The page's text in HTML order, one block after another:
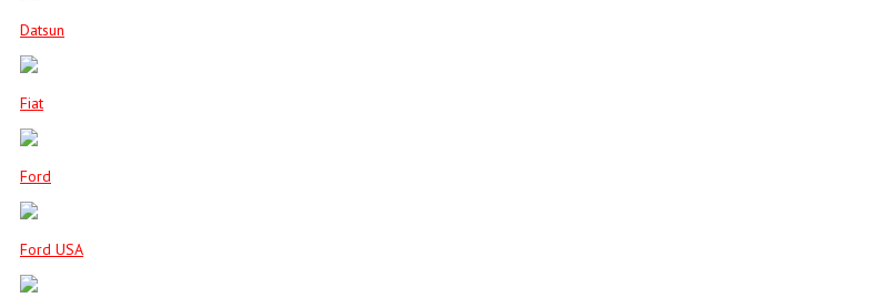
Datsun
Fiat
Ford
Ford USA